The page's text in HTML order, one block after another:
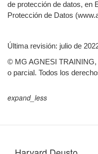
de protección de datos, en
Protección de Datos
Última revisión: julio de
© MG AGNESI TRAINING,
o parcial. Todos los
expand_less